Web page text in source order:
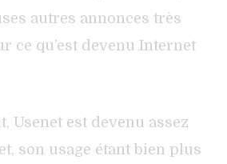
autres annonces très
ce qu’est devenu Internet
Usenet est devenu assez
son usage étant bien plus